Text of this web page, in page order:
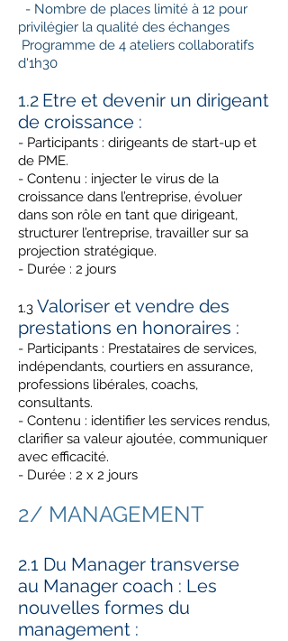
- Nombre de places limité à 12 pour
privilégier la qualité des échanges
Programme de 4 ateliers collaboratifs
d'1h30
1.2 Etre et devenir un dirigeant
de croissance :
- Participants : dirigeants de start-up et
de PME.
- Contenu : injecter le virus de la
croissance dans l’entreprise, évoluer
dans son rôle en tant que dirigeant,
structurer l’entreprise, travailler sur sa
projection stratégique.
- Durée : 2 jours
1.3 Valoriser et vendre des
prestations en honoraires :
- Participants : Prestataires de services,
indépendants, courtiers en assurance,
professions libérales, coachs,
consultants.
- Contenu : identifier les services rendus,
clarifier sa valeur ajoutée, communiquer
avec efficacité.
- Durée : 2 x 2 jours
2/ MANAGEMENT
2.1 Du Manager transverse
au Manager coach : Les
nouvelles formes du
management :